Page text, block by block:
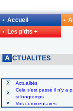
A CTUALITES
Actualités
Cela s'est passé il n'y a
si longtemps
Vos commentaires
• Accueil •
• Les p'tits +